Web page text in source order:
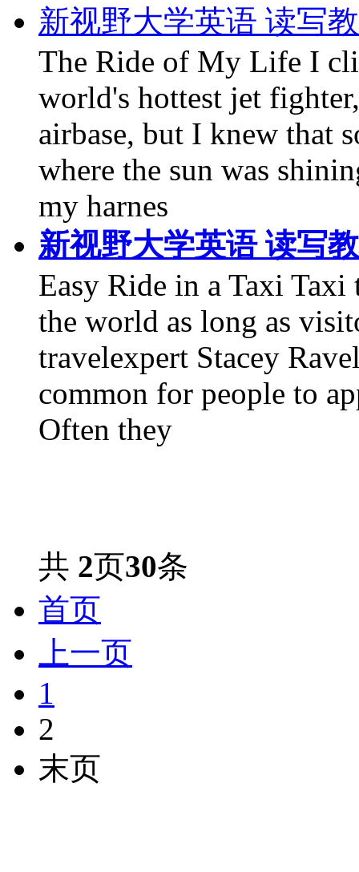
新视野大学英语 读写
The Ride of My Life I
world's hottest jet
airbase, but I knew that
where the sun was
my harnes
新视野大学英语 读写
Easy Ride in a Taxi Taxi
the world as long as
travelexpert Stacey
common for people to
Often they
共 2页30条
首页
上一页
1
2
末页